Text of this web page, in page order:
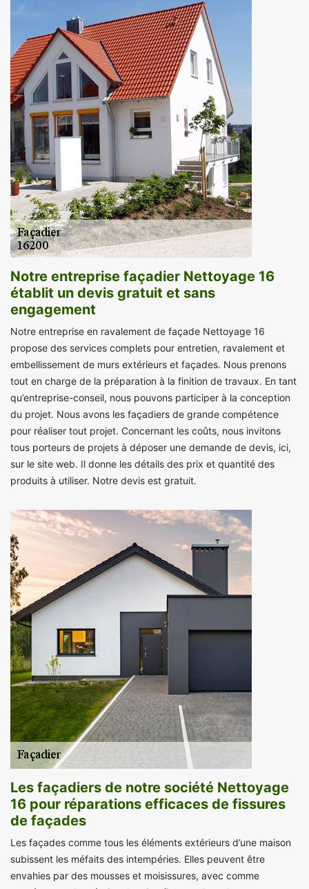
Notre entreprise façadier Nettoyage 16
établit un devis gratuit et sans
engagement
Notre entreprise en ravalement de façade Nettoyage 16
propose des services complets pour entretien, ravalement et
embellissement de murs extérieurs et façades. Nous prenons
tout en charge de la préparation à la finition de travaux. En tant
qu’entreprise-conseil, nous pouvons participer à la conception
du projet. Nous avons les façadiers de grande compétence
pour réaliser tout projet. Concernant les coûts, nous invitons
tous porteurs de projets à déposer une demande de devis, ici,
sur le site web. Il donne les détails des prix et quantité des
produits à utiliser. Notre devis est gratuit.
Les façadiers de notre société Nettoyage
16 pour réparations efficaces de fissures
de façades
Les façades comme tous les éléments extérieurs d’une maison
subissent les méfaits des intempéries. Elles peuvent être
envahies par des mousses et moisissures, avec comme